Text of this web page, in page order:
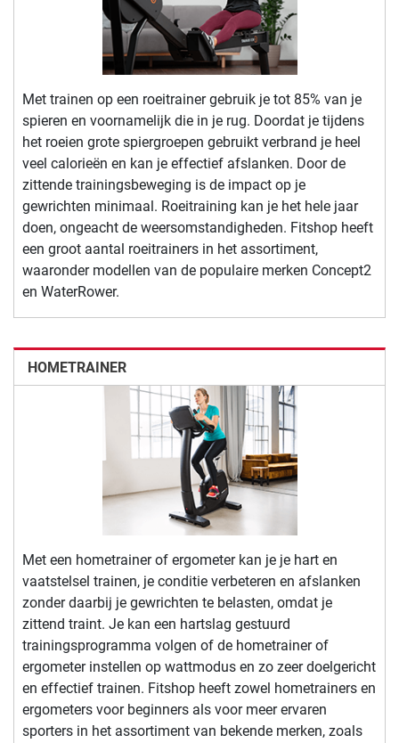
Met trainen op een roeitrainer gebruik je tot 85% van je
spieren en voornamelijk die in je rug. Doordat je tijdens
het roeien grote spiergroepen gebruikt verbrand je heel
veel calorieën en kan je effectief afslanken. Door de
zittende trainingsbeweging is de impact op je
gewrichten minimaal. Roeitraining kan je het hele jaar
doen, ongeacht de weersomstandigheden. Fitshop heeft
een groot aantal roeitrainers in het assortiment,
waaronder modellen van de populaire merken Concept2
en WaterRower.
HOMETRAINER
Met een hometrainer of ergometer kan je je hart en
vaatstelsel trainen, je conditie verbeteren en afslanken
zonder daarbij je gewrichten te belasten, omdat je
zittend traint. Je kan een hartslag gestuurd
trainingsprogramma volgen of de hometrainer of
ergometer instellen op wattmodus en zo zeer doelgericht
en effectief trainen. Fitshop heeft zowel hometrainers en
ergometers voor beginners als voor meer ervaren
sporters in het assortiment van bekende merken, zoals